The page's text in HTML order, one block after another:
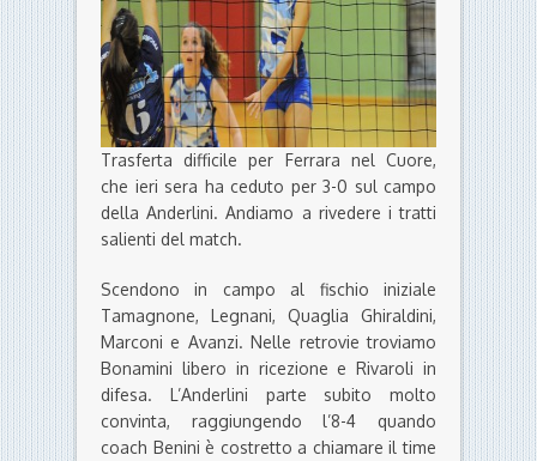
Trasferta difficile per Ferrara nel Cuore,
che ieri sera ha ceduto per 3-0 sul campo
della Anderlini. Andiamo a rivedere i tratti
salienti del match.
Scendono in campo al fischio iniziale
Tamagnone, Legnani, Quaglia Ghiraldini,
Marconi e Avanzi. Nelle retrovie troviamo
Bonamini libero in ricezione e Rivaroli in
difesa. L’Anderlini parte subito molto
convinta, raggiungendo l’8-4 quando
coach Benini è costretto a chiamare il time